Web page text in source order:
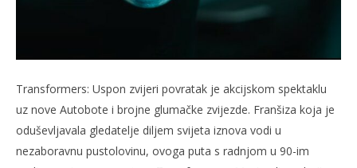
Transformers: Uspon zvijeri povratak je akcijskom spektaklu
uz nove Autobote i brojne glumačke zvijezde. Franšiza koja je
oduševljavala gledatelje diljem svijeta iznova vodi u
nezaboravnu pustolovinu, ovoga puta s radnjom u 90-im